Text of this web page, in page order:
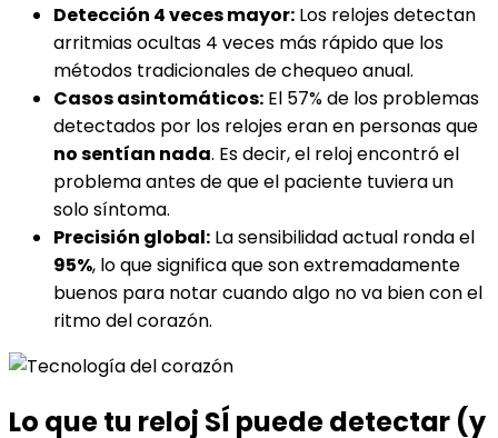
Detección 4 veces mayor: Los relojes detectan
arritmias ocultas 4 veces más rápido que los
métodos tradicionales de chequeo anual.
Casos asintomáticos: El 57% de los problemas
detectados por los relojes eran en personas que
no sentían nada. Es decir, el reloj encontró el
problema antes de que el paciente tuviera un
solo síntoma.
Precisión global: La sensibilidad actual ronda el
95%, lo que significa que son extremadamente
buenos para notar cuando algo no va bien con el
ritmo del corazón.
Lo que tu reloj SÍ puede detectar (y